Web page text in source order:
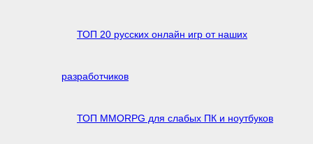
ТОП 20 русских онлайн игр от наших
разработчиков
ТОП MMORPG для слабых ПК и ноутбуков